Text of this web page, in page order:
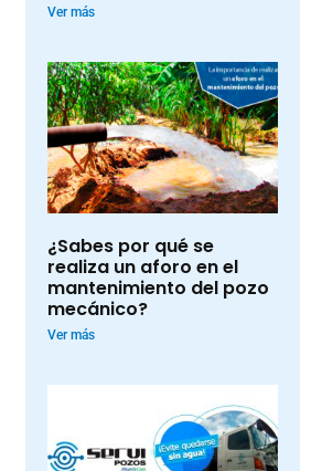
Ver más
¿Sabes por qué se
realiza un aforo en el
mantenimiento del pozo
mecánico?
Ver más